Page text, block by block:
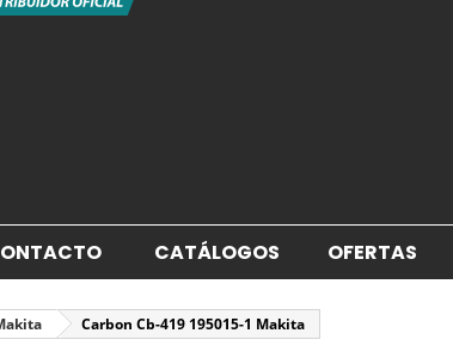
CATÁLOGOS OFERTAS
Carbon Cb-419 195015-1 Makita